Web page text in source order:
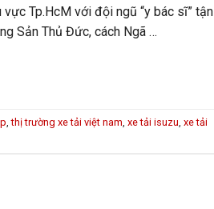
Tp.HcM với đội ngũ “y bác sĩ” tận
Sản Thủ Đức, cách Ngã …
,thị trường xe tải việt nam, xe tải isuzu, xe tải